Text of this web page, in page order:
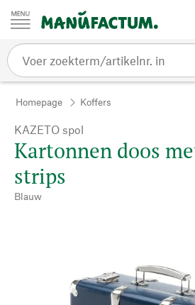
Passer au contenu
Homepage Koffers
KAZETO spol
Kartonnen doos
strips
Blauw